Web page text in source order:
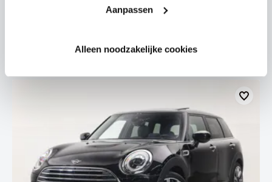
Aanpassen
Alleen noodzakelijke cookies
Bekijk details